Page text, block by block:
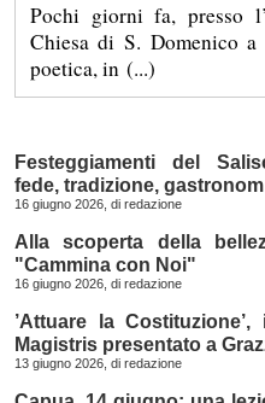
Pochi giorni fa, presso
Chiesa di S. Domenico a
poetica, in (...)
Festeggiamenti del
fede, tradizione,
16 giugno 2026, di redazione
Alla scoperta della
"Cammina con Noi"
16 giugno 2026, di redazione
’Attuare la
Magistris presentato a
13 giugno 2026, di redazione